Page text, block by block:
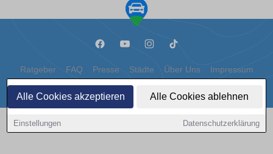
Alle Cookies akzeptieren Alle Cookies ablehnen
Einstellungen Datenschutzerklärung
Ratgeber FAQ Presse Städte Über Uns Impressum
Datenschutz Cookies
Copyright © 2000 - 2026 | 1A Infosysteme GmbH | Content by: 1a-sites-autos